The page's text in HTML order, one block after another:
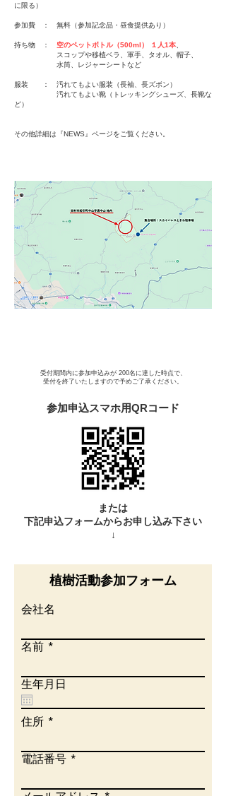
に限る）
参加費 ： 無料（参加記念品・昼食提供あり）
持ち物 ： 空のペットボトル（500ml） １人1本
スコップや移植ベラ、軍手、タオル、帽子、
水筒、レジャーシートなど
服装 ： 汚れてもよい服装（長袖、長ズボン）
汚れてもよい靴（トレッキングシューズ、長靴な
ど）
その他詳細は『NEWS』ページをご覧ください。
受付期間内に参加申込みが 200名に達した時点で、
受付を終了いたしますので予めご了承ください。
参加申込スマホ用QRコード
または
​下記申込フォームからお申し込み下さい
​↓
植樹活動参加フォーム
会社名
名前
生年月日
住所
電話番号